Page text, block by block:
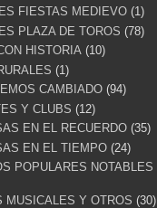
FIESTAS MEDIEVO (1)
PLAZA DE TOROS (78)
HISTORIA (10)
(1)
CAMBIADO (94)
Y CLUBS (12)
EN EL RECUERDO (35)
EN EL TIEMPO (24)
POPULARES NOTABLES
MUSICALES Y OTROS (30)